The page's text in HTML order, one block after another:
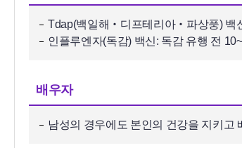
Tdap(백일해‧디프테리아‧파상풍) 백
인플루엔자(독감) 백신: 독감 유행 전
배우자
남성의 경우에도 본인의 건강을 지키고